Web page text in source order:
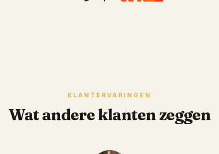
KLANTERVARINGEN
Wat andere klanten zeggen